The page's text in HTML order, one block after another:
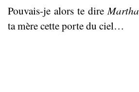
Pouvais-je alors te direMartha
ta mère cette porte du ciel…